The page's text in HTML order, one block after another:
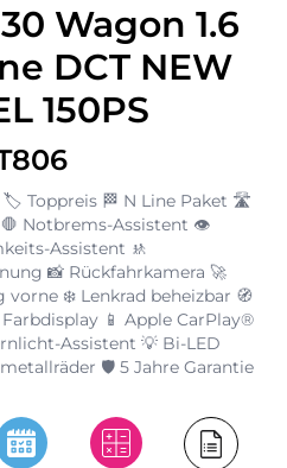
Wagon 1.6
DCT NEW
150PS
🏷️ Toppreis 🏁 N Line Paket 🛣️
Notbrems-Assistent 👁️
Assistent 🚸
📸 Rückfahrkamera 🚀
vorne ❄️ Lenkrad beheizbar 🧭
📱 Apple CarPlay®
Assistent 💡 Bi-LED
🛡️ 5 Jahre Garantie